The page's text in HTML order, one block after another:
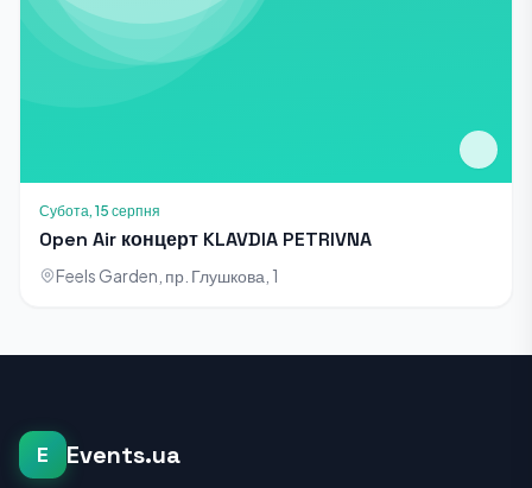
Субота, 15 серпня
Open Air концерт KLAVDIA PETRIVNA
Feels Garden, пр. Глушкова, 1
E Events.ua